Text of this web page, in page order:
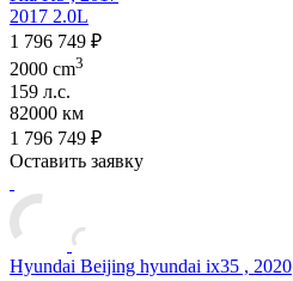
2017 2.0L
1 796 749 ₽
2000 cm3
159 л.с.
82000 км
1 796 749 ₽
Оставить заявку
Hyundai Beijing hyundai ix35 , 2020